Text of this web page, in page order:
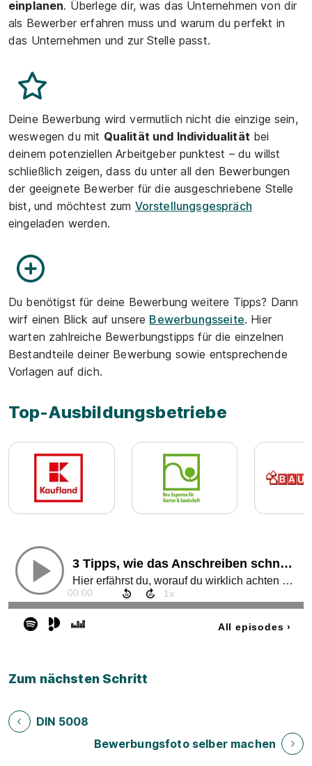
einplanen. Überlege dir, was das Unternehmen von dir
als Bewerber erfahren muss und warum du perfekt in
das Unternehmen und zur Stelle passt.
Deine Bewerbung wird vermutlich nicht die einzige sein,
weswegen du mit Qualität und Individualität bei
deinem potenziellen Arbeitgeber punktest – du willst
schließlich zeigen, dass du unter all den Bewerbungen
der geeignete Bewerber für die ausgeschriebene Stelle
bist, und möchtest zum Vorstellungsgespräch
eingeladen werden.
Du benötigst für deine Bewerbung weitere Tipps? Dann
wirf einen Blick auf unsere Bewerbungsseite. Hier
warten zahlreiche Bewerbungstipps für die einzelnen
Bestandteile deiner Bewerbung sowie entsprechende
Vorlagen auf dich.
Top-Ausbildungsbetriebe
Zum nächsten Schritt
DIN 5008
Bewerbungsfoto selber machen